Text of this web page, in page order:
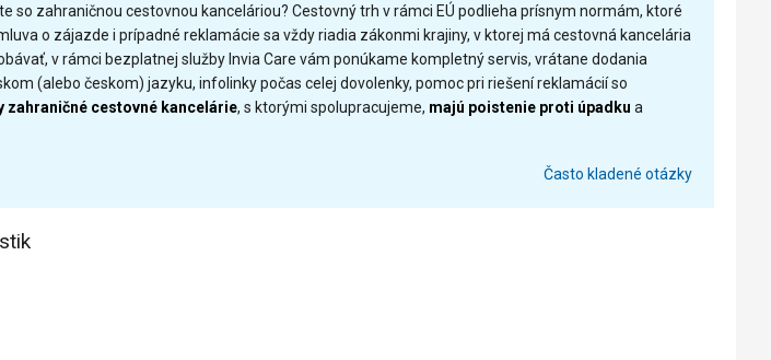
so zahraničnou cestovnou kanceláriou? Cestovný trh v rámci EÚ podlieha prísnym normám, ktoré
o zájazde i prípadné reklamácie sa vždy riadia zákonmi krajiny, v ktorej má cestovná kancelária
v rámci bezplatnej služby Invia Care vám ponúkame kompletný servis, vrátane dodania
(alebo českom) jazyku, infolinky počas celej dovolenky, pomoc pri riešení reklamácií so
zahraničné cestovné kancelárie, s ktorými spolupracujeme, majú poistenie proti úpadku a
Často kladené otázky